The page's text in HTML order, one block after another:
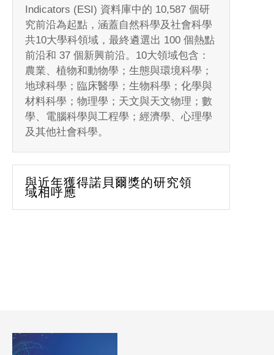
Indicators (ESI) 資料庫中的 10,587 個研
究前沿為起點，涵蓋自然科學及社會科學
共10大學科領域，最終遴選出 100 個熱點
前沿和 37 個新興前沿。10大領域包含：
農業、植物和動物學；生態與環境科學；
地球科學；臨床醫學；生物科學；化學與
材料科學；物理學；天文與天文物理；數
學、電腦科學與工程學；經濟學、心理學
及其他社會科學。
與近年獲得諾貝爾獎的研究領
域相呼應